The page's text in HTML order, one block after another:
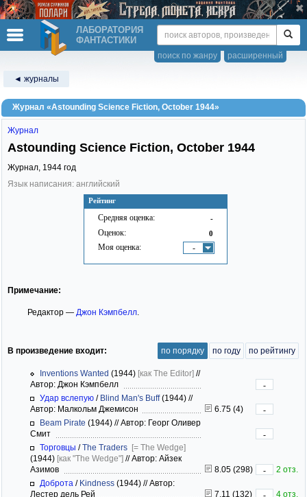
ЛАБОРАТОРИЯ
ФАНТАСТИКИ
расширенный
поиск по жанру
◄ журналы
Журнал «Astounding Science Fiction, October 1944»
Рейтинг
Средняя оценка: -
Оценок: 0
Моя оценка: -
Журнал
Astounding Science Fiction, October 1944
Журнал, 1944 год
Язык написания: английский
Примечание:
Редактор — Джон Кэмпбелл.
В произведение входит: по порядку по году по рейтингу
Inventions Wanted (1944) [как The Editor] //
Автор: Джон Кэмпбелл
-
Удар вслепую / Blind Man's Buff(1944) //
Автор: Малкольм Джемисон
6.75 (4)
-
Beam Pirate (1944) //Автор: Георг Оливер
Смит
-
Торговцы /The Traders [= The Wedge]
(1944) [как "The Wedge"] //Автор: Айзек
Азимов
8.05 (298) -
2 отз.
Доброта / Kindness (1944) //Автор:
Лестер дель Рей
7.11 (132) -
4 отз.